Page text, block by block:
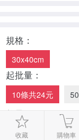
規格：
30x40cm
起批量：
10條共24元
數量：
-
+
收藏 購物車